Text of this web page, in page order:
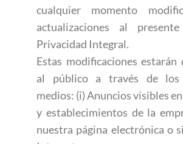
cualquier momento
actualizaciones al
Privacidad Integral.
Estas modificaciones estarán
al público a través de los
medios: (i) Anuncios visibles
y establecimientos de la
nuestra página electrónica o